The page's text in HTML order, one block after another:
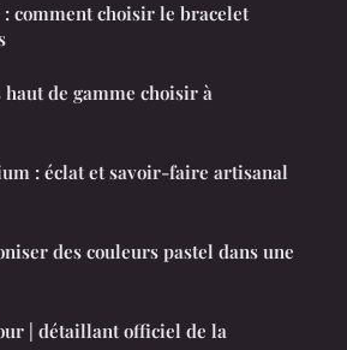
comment choisir le bracelet
de gamme choisir à
: éclat et savoir-faire artisanal
des couleurs pastel dans une
| détaillant officiel de la